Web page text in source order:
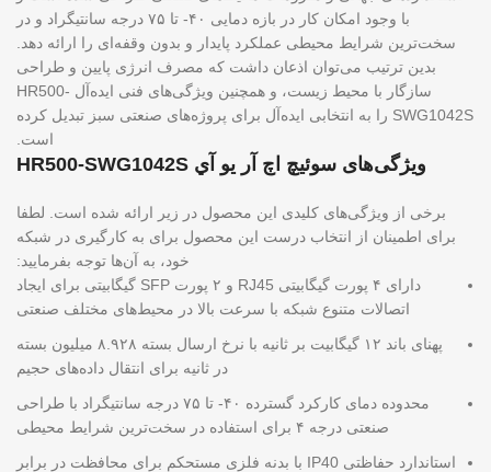
با وجود امکان کار در بازه دمایی ۴۰- تا ۷۵ درجه سانتیگراد و در
سخت‌ترین شرایط محیطی عملکرد پایدار و بدون وقفه‌ای را ارائه دهد.
بدین ترتیب می‌توان اذعان داشت که مصرف انرژی پایین و طراحی
سازگار با محیط زیست، و همچنین ویژگی‌های فنی ایده‌آل HR500-
SWG1042S را به انتخابی ایده‌آل برای پروژه‌های صنعتی سبز تبدیل کرده
است.
ویژگی‌های سوئیچ اچ آر یو آي HR500-SWG1042S
برخی از ویژگی‌های کلیدی این محصول در زیر ارائه شده است. لطفا
برای اطمینان از انتخاب درست این محصول برای به کارگیری در شبکه
خود، به آن‌ها توجه بفرمایید:
دارای ۴ پورت گیگابیتی RJ45 و ۲ پورت SFP گیگابیتی برای ایجاد
اتصالات متنوع شبکه با سرعت بالا در محیط‌های مختلف صنعتی
پهنای باند ۱۲ گیگابیت بر ثانیه با نرخ ارسال بسته ۸.۹۲۸ میلیون بسته
در ثانیه برای انتقال داده‌های حجیم
محدوده دمای کارکرد گسترده ۴۰- تا ۷۵ درجه سانتیگراد با طراحی
صنعتی درجه ۴ برای استفاده در سخت‌ترین شرایط محیطی
استاندارد حفاظتی IP40 با بدنه فلزی مستحکم برای محافظت در برابر